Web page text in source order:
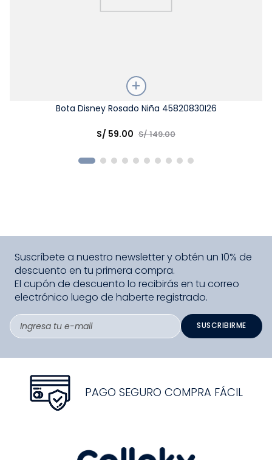
Bota Disney Rosado Niña 45820830I26
S/ 59.00 S/149.00
Suscríbete a nuestro newsletter y obtén un 10% de
descuento en tu primera compra.
El cupón de descuento lo recibirás en tu correo
electrónico luego de haberte registrado.
SUSCRIBIRME
PAGO SEGURO COMPRA FÁCIL